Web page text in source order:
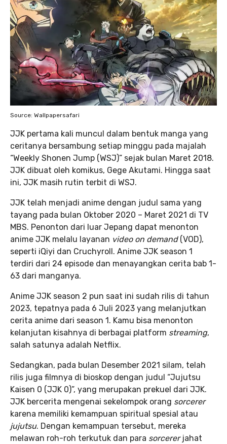
Source: Wallpapersafari
JJK pertama kali muncul dalam bentuk manga yang
ceritanya bersambung setiap minggu pada majalah
“Weekly Shonen Jump (WSJ)” sejak bulan Maret 2018.
JJK dibuat oleh komikus, Gege Akutami. Hingga saat
ini, JJK masih rutin terbit di WSJ.
JJK telah menjadi anime dengan judul sama yang
tayang pada bulan Oktober 2020 – Maret 2021 di TV
MBS. Penonton dari luar Jepang dapat menonton
anime JJK melalu layanan video on demand(VOD),
seperti iQiyi dan Cruchyroll. Anime JJK season 1
terdiri dari 24 episode dan menayangkan cerita bab 1-
63 dari manganya.
Anime JJK season 2 pun saat ini sudah rilis di tahun
2023, tepatnya pada 6 Juli 2023 yang melanjutkan
cerita anime dari season 1. Kamu bisa menonton
kelanjutan kisahnya di berbagai platform streaming,
salah satunya adalah Netflix.
Sedangkan, pada bulan Desember 2021 silam, telah
rilis juga filmnya di bioskop dengan judul “Jujutsu
Kaisen 0 (JJK 0)”, yang merupakan prekuel dari JJK.
JJK bercerita mengenai sekelompok orang sorcerer
karena memiliki kemampuan spiritual spesial atau
jujutsu. Dengan kemampuan tersebut, mereka
melawan roh-roh terkutuk dan para sorcererjahat